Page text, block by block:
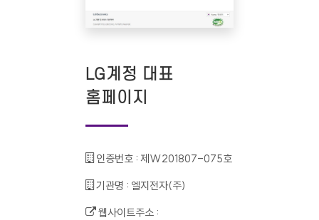
LG계정 대표
홈페이지
인증번호 : 제W201807-075호
기관명 : 엘지전자(주)
웹사이트주소 :